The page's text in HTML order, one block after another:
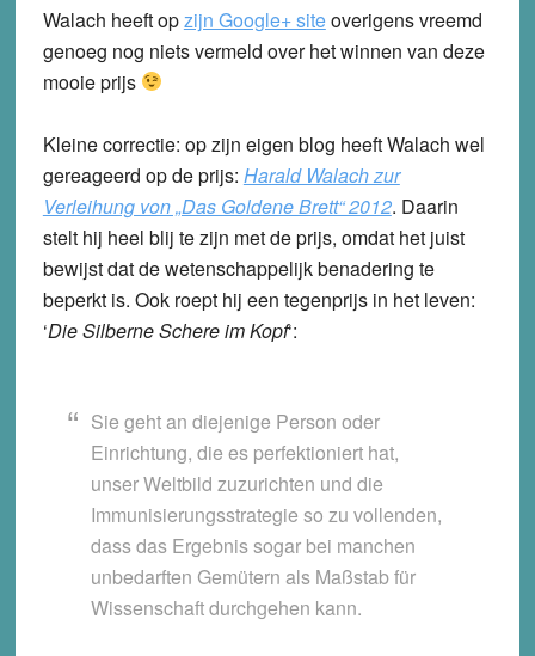
Walach heeft opzijn Google+ siteoverigens vreemd
genoeg nog niets vermeld over het winnen van deze
mooie prijs
Kleine correctie: op zijn eigen blog heeft Walach wel
gereageerd op de prijs: Harald Walach zur
Verleihung von „Das Goldene Brett“ 2012. Daarin
stelt hij heel blij te zijn met de prijs, omdat het juist
bewijst dat de wetenschappelijk benadering te
beperkt is. Ook roept hij een tegenprijs in het leven:
‘Die Silberne Schere im Kopf‘:
Sie geht an diejenige Person oder
Einrichtung, die es perfektioniert hat,
unser Weltbild zuzurichten und die
Immunisierungsstrategie so zu vollenden,
dass das Ergebnis sogar bei manchen
unbedarften Gemütern als Maßstab für
Wissenschaft durchgehen kann.